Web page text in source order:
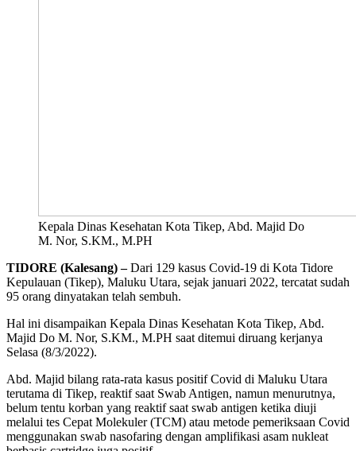
Kepala Dinas Kesehatan Kota Tikep, Abd. Majid Do
M. Nor, S.KM., M.PH
TIDORE (Kalesang) –Dari 129 kasus Covid-19 di Kota Tidore
Kepulauan (Tikep), Maluku Utara, sejak januari 2022, tercatat sudah
95 orang dinyatakan telah sembuh.
Hal ini disampaikan Kepala Dinas Kesehatan Kota Tikep, Abd.
Majid Do M. Nor, S.KM., M.PH saat ditemui diruang kerjanya
Selasa (8/3/2022).
Abd. Majid bilang rata-rata kasus positif Covid di Maluku Utara
terutama di Tikep, reaktif saat Swab Antigen, namun menurutnya,
belum tentu korban yang reaktif saat swab antigen ketika diuji
melalui tes Cepat Molekuler (TCM) atau metode pemeriksaan Covid
menggunakan swab nasofaring dengan amplifikasi asam nukleat